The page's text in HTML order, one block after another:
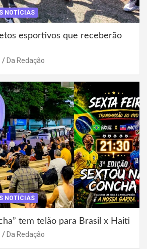
NOTÍCIAS
esportivos que receberão
Da Redação
NOTÍCIAS
tem telão para Brasil x Haiti
Da Redação